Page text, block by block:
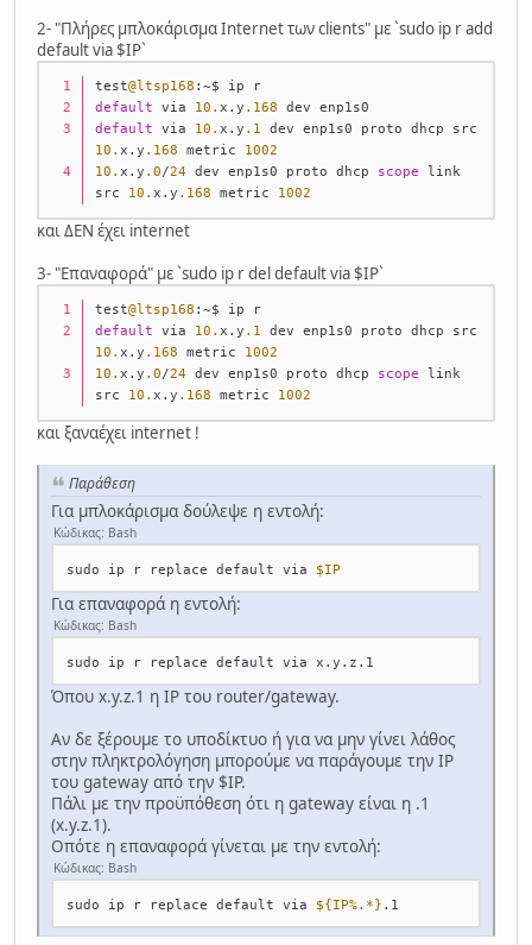
2- "Πλήρες μπλοκάρισμα Internet των clients" με `sudo ip r add
default via $IP`
test@ltsp168 :~$ ip r
default via 10.x.y .168 dev enp1s0
default via 10.x.y .1
10.x.y .168 metric 1002
10.x.y .0/24 dev enp1s0 proto dhcp scope link
src 10.x.y .168 metric 1002
και ΔΕΝ έχει internet
3- "Επαναφορά" με `sudo ip r del default via $IP`
test@ltsp168 :~$ ip r
default via 10.x.y .1
10.x.y .168 metric 1002
10.x.y .0/24 dev enp1s0 proto dhcp scope link
src 10.x.y .168 metric 1002
και ξαναέχει internet !
Παράθεση
Για μπλοκάρισμα δούλεψε η εντολή:
Κώδικας: Bash
sudo ip r replace default via $IP
Για επαναφορά η εντολή:
Κώδικας: Bash
Όπου x.y.z.1 η IP του router/gateway.
Αν δε ξέρουμε το υποδίκτυο ή για να μην γίνει λάθος
στην πληκτρολόγηση μπορούμε να παράγουμε την IP
του gateway από την $IP.
Πάλι με την προϋπόθεση ότι η gateway είναι η .1
(x.y.z.1).
Οπότε η επαναφορά γίνεται με την εντολή:
Κώδικας: Bash
sudo ip r replace default via ${IP%.*}